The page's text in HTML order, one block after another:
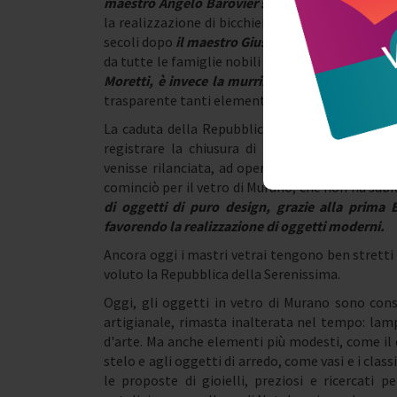
la realizzazione di bicchieri e brocche, ma
secoli dopo il maestro Giuseppe Briati mise
da tutte le famiglie nobili dell'epoca e non
Moretti, è invece la murrina
che imitando
trasparente tanti elementi dalle svariati e
La caduta della Repubblica e la dominazione
registrare la chiusura di tante fornaci.
venisse rilanciata, ad opera dei Toso e
cominciò per il vetro di Murano, che non ha
di oggetti di puro design, grazie alla prima
favorendo la realizzazione di oggetti moderni.
Ancora oggi i mastri vetrai tengono ben
voluto la Repubblica della Serenissima.
Oggi, gli oggetti in vetro di Murano sono
artigianale, rimasta inalterata nel tempo:
d'arte. Ma anche elementi più modesti, come
stelo e agli oggetti di arredo, come vasi e i
le proposte di gioielli, preziosi e ricercati